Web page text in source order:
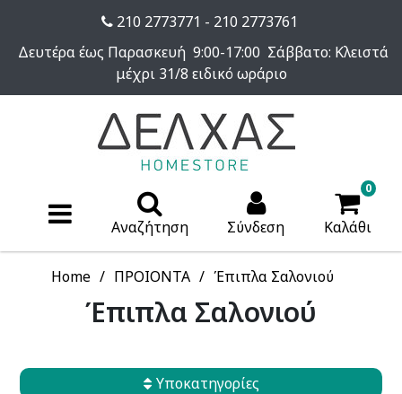
210 2773771 - 210 2773761
Δευτέρα έως Παρασκευή 9:00-17:00 Σάββατο: Κλειστά
μέχρι 31/8 ειδικό ωράριο
Αναζήτηση Σύνδεση
0
Καλάθι
Home ΠΡΟΙΟΝΤΑ Έπιπλα Σαλονιού
Έπιπλα Σαλονιού
Υποκατηγορίες